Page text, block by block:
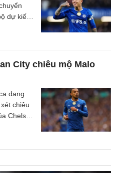
dự kiến
City chiêu mộ Malo
đang
chiêu
Chelsea